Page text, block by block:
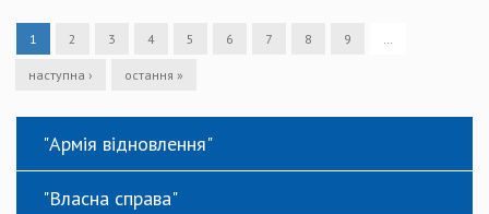
1 2 3 4 5 6 7 8 9 …
наступна › остання »
"Армія відновлення"
"Власна справа"